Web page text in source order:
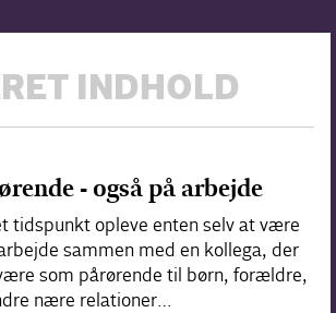
INDHOLD
- også på arbejde
tidspunkt opleve enten selv at være
sammen med en kollega, der
som pårørende til børn, forældre,
nære relationer…